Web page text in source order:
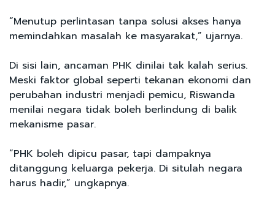
“Menutup perlintasan tanpa solusi akses hanya
memindahkan masalah ke masyarakat,” ujarnya.
Di sisi lain, ancaman PHK dinilai tak kalah serius.
Meski faktor global seperti tekanan ekonomi dan
perubahan industri menjadi pemicu, Riswanda
menilai negara tidak boleh berlindung di balik
mekanisme pasar.
“PHK boleh dipicu pasar, tapi dampaknya
ditanggung keluarga pekerja. Di situlah negara
harus hadir,” ungkapnya.